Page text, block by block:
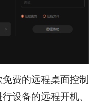
费的远程桌面控制
设备的远程开机、